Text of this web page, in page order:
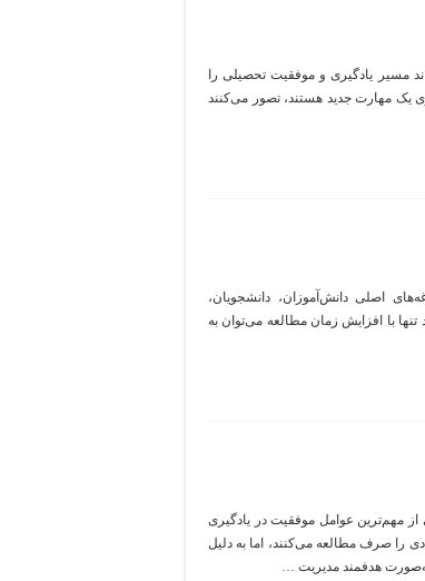
مسیر یادگیری و موفقیت تحصیلی را
یک مهارت جدید هستند، تصور می‌کنند
اصلی دانش‌آموزان، دانشجویان،
با افزایش زمان مطالعه می‌توان به
مهم‌ترین عوامل موفقیت در یادگیری
را صرف مطالعه می‌کنند، اما به دلیل
هدفمند مدیریت …